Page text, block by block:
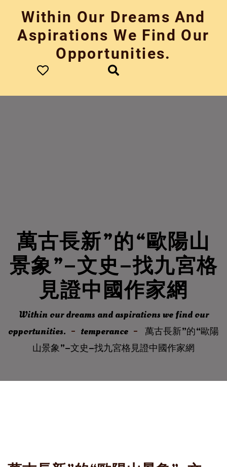
content
Within Our Dreams And
Aspirations We Find Our
Opportunities.
萬古長新”的“歐陽山
景象”–文史–找九宮格
見證中國作家網
Within our dreams and aspirations we find our
opportunities.
temperance
萬古長新”的“歐陽
山景象”–文史–找九宮格見證中國作家網